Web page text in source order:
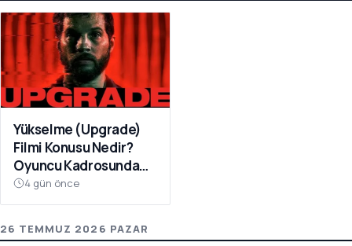
Yükselme (Upgrade)
Filmi Konusu Nedir?
Oyuncu Kadrosunda
Kimler Var?
4 gün önce
26 TEMMUZ 2026 PAZAR